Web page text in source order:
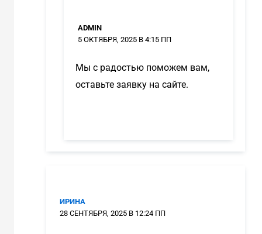
ADMIN
5 ОКТЯБРЯ, 2025 В 4:15 ПП
Мы с радостью поможем вам,
оставьте заявку на сайте.
ИРИНА
28 СЕНТЯБРЯ, 2025 В 12:24 ПП